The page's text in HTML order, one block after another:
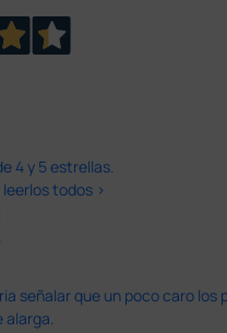
4 y 5 estrellas.
todos >
señalar que un poco caro los
alarga.